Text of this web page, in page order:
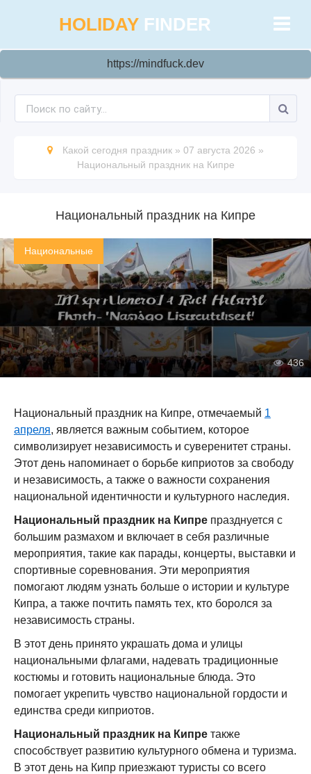
HOLIDAY FINDER
https://mindfuck.dev
Какой сегодня праздник » 07 августа 2026 »
Национальный праздник на Кипре
Национальный праздник на Кипре
Национальные
436
Национальный праздник на Кипре, отмечаемый 1
апреля, является важным событием, которое
символизирует независимость и суверенитет страны.
Этот день напоминает о борьбе киприотов за свободу
и независимость, а также о важности сохранения
национальной идентичности и культурного наследия.
Национальный праздник на Кипре празднуется с
большим размахом и включает в себя различные
мероприятия, такие как парады, концерты, выставки и
спортивные соревнования. Эти мероприятия
помогают людям узнать больше о истории и культуре
Кипра, а также почтить память тех, кто боролся за
независимость страны.
В этот день принято украшать дома и улицы
национальными флагами, надевать традиционные
костюмы и готовить национальные блюда. Это
помогает укрепить чувство национальной гордости и
единства среди киприотов.
Национальный праздник на Кипре также
способствует развитию культурного обмена и туризма.
В этот день на Кипр приезжают туристы со всего